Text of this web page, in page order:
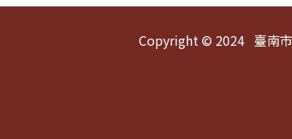
Copyright © 2024 臺南市